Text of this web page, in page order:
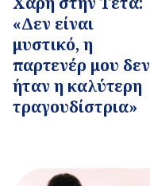
«Δεν είναι
μυστικό, η
παρτενέρ μου δεν
ήταν η καλύτερη
τραγουδίστρια»